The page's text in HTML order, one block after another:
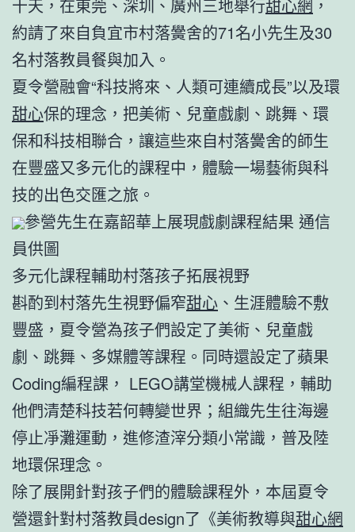
十天，在東莞、深圳、廣州三地舉行甜心網 ，
約請了來自負宜市村落黌舍的71名小先生及30
名村落教員餐與加入。
夏令營融會“科技將來、人類可連續成長”以及環
甜心保的理念，把美術、兒童戲劇、跳舞、環
保和科技相聯合，讓這些來自村落黌舍的師生
在豐盛又多元化的課程中，體驗一場藝術與科
技的出色交匯之旅。
參營先生在嘉韶華上展現戲劇課程結果 通信
員供圖
多元化課程輔助村落孩子拓展視野
斟酌到村落先生視野偏窄甜心 、生涯體驗不敷
豐盛，夏令營為孩子們設定了美術、兒童戲
劇、跳舞、多媒體等課程。同時還設定了蘋果
Coding編程課， LEGO講堂機械人課程，輔助
他們清楚科技若何轉變世界；組織先生往海邊
停止凈灘運動，進修渣滓分類小常識，普及陸
地環保理念。
除了展開針對孩子們的體驗課程外，本屆夏令
營還針對村落教員design了《美術教導與甜心網